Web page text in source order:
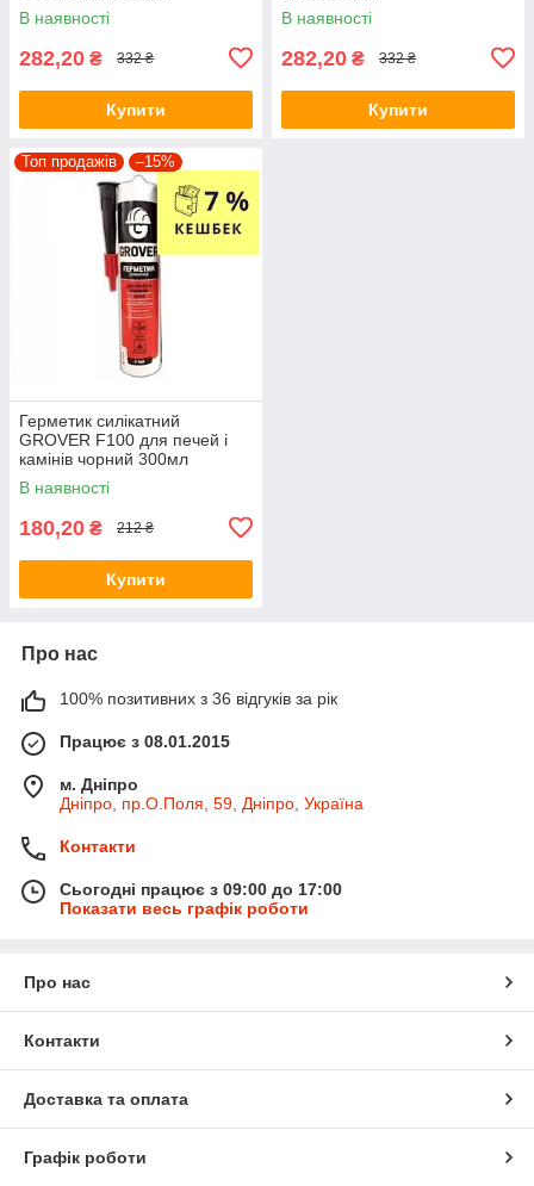
В наявності
282,20 ₴ 332 ₴
Купити
В наявності
282,20 ₴ 332 ₴
Купити
Топ продажів –15%
Герметик силікатний
GROVER F100 для печей і
камінів чорний 300мл
В наявності
180,20 ₴ 212 ₴
Купити
Про нас
100% позитивних з 36 відгуків за рік
Працює з 08.01.2015
м. Дніпро
Дніпро, пр.О.Поля, 59, Дніпро, Україна
Контакти
Сьогодні працює з 09:00 до 17:00
Показати весь графік роботи
Про нас
Контакти
Доставка та оплата
Графік роботи